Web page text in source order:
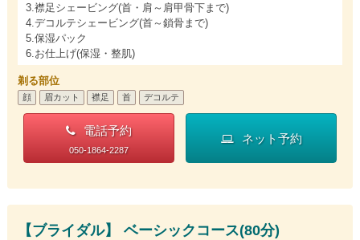
3.襟足シェービング(首・肩～肩甲骨下まで)
4.デコルテシェービング(首～鎖骨まで)
5.保湿パック
6.お仕上げ(保湿・整肌)
剃る部位
顔 眉カット 襟足 首 デコルテ
電話予約
050-1864-2287
ネット予約
【ブライダル】 ベーシックコース(80分)